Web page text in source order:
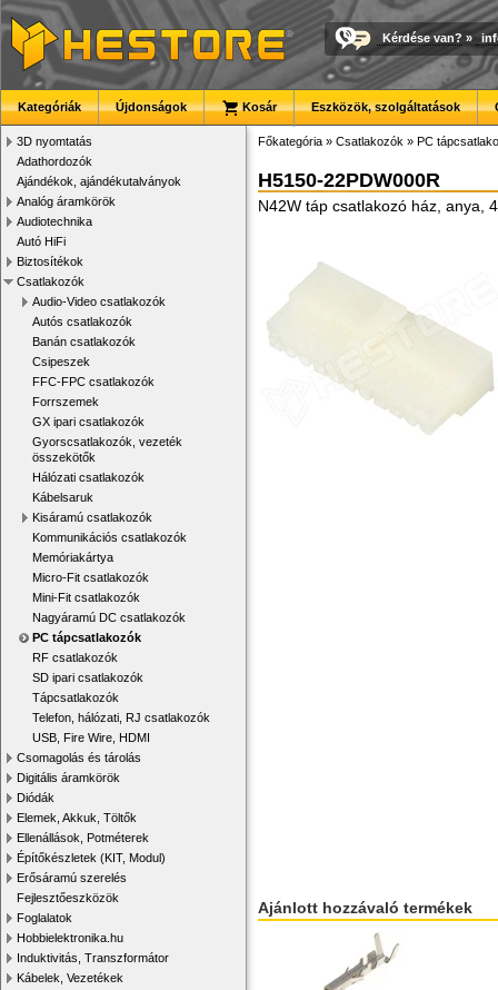
Kérdése van? »
Kategóriák Újdonságok Kosár Eszközök, szolgáltatások
3D nyomtatás
Adathordozók
Ajándékok, ajándékutalványok
Analóg áramkörök
Audiotechnika
Autó HiFi
Biztosítékok
Csatlakozók
Audio-Video csatlakozók
Autós csatlakozók
Banán csatlakozók
Csipeszek
FFC-FPC csatlakozók
Forrszemek
GX ipari csatlakozók
Gyorscsatlakozók, vezeték
összekötők
Hálózati csatlakozók
Kábelsaruk
Kisáramú csatlakozók
Kommunikációs csatlakozók
Memóriakártya
Micro-Fit csatlakozók
Mini-Fit csatlakozók
Nagyáramú DC csatlakozók
PC tápcsatlakozók
RF csatlakozók
SD ipari csatlakozók
Tápcsatlakozók
Telefon, hálózati, RJ csatlakozók
USB, Fire Wire, HDMI
Csomagolás és tárolás
Digitális áramkörök
Diódák
Elemek, Akkuk, Töltők
Ellenállások, Potméterek
Építőkészletek (KIT, Modul)
Erősáramú szerelés
Fejlesztőeszközök
Foglalatok
Hobbielektronika.hu
Induktivitás, Transzformátor
Kábelek, Vezetékek
Főkategória » Csatlakozók » PC
H5150-22PDW000R
N42W táp csatlakozó ház, anya,
Ajánlott hozzávaló termékek